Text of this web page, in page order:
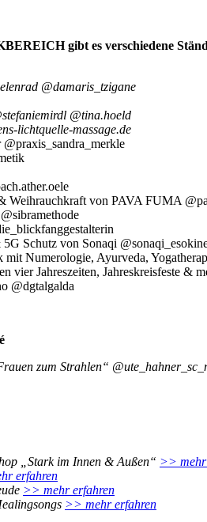
gibt es verschiedene
@damaris_tzigane
@tina.hoeld
lichtquelle-massage.de
Weihrauchkraft von PAVA FUMA
Schutz von Sonaqi
mit Numerologie, Ayurveda,
vier Jahreszeiten, Jahreskreisfeste &
@dgtalgalda
zum Strahlen“
„Stark im Innen & Außen“ >>
erfahren
>> mehr erfahren
>> mehr erfahren